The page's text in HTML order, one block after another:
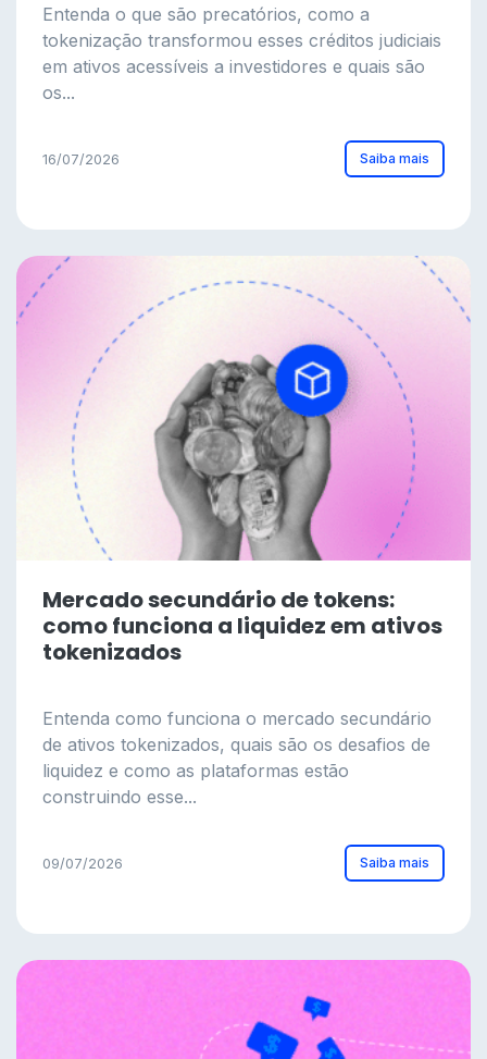
Entenda o que são precatórios, como a
tokenização transformou esses créditos judiciais
em ativos acessíveis a investidores e quais são
os...
16/07/2026 Saiba mais
Mercado secundário de tokens:
como funciona a liquidez em ativos
tokenizados
Entenda como funciona o mercado secundário
de ativos tokenizados, quais são os desafios de
liquidez e como as plataformas estão
construindo esse...
09/07/2026 Saiba mais